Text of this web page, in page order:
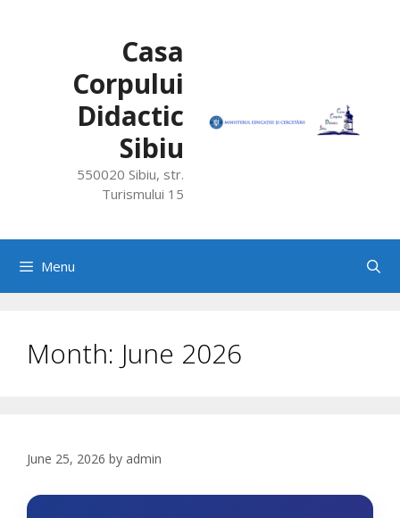
Casa
Corpului
Didactic
Sibiu
550020 Sibiu, str.
Turismului 15
Menu
Month: June 2026
June 25, 2026 by admin